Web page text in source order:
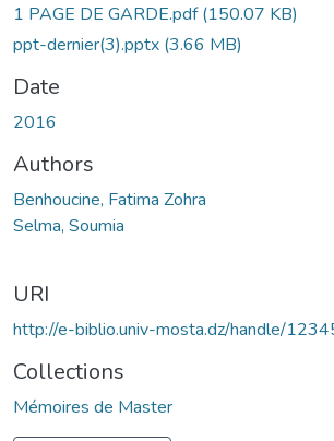
1 PAGE DE GARDE.pdf(150.07 KB)
ppt-dernier(3).pptx (3.66 MB)
Date
2016
Authors
Benhoucine, Fatima Zohra
Selma, Soumia
URI
http://e-biblio.univ-mosta.dz/handle/
Collections
Mémoires de Master